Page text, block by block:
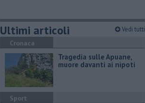
Ultimi articoli Vedi tutti
Cronaca
Tragedia sulle Apuane,
muore davanti ai nipoti
Sport